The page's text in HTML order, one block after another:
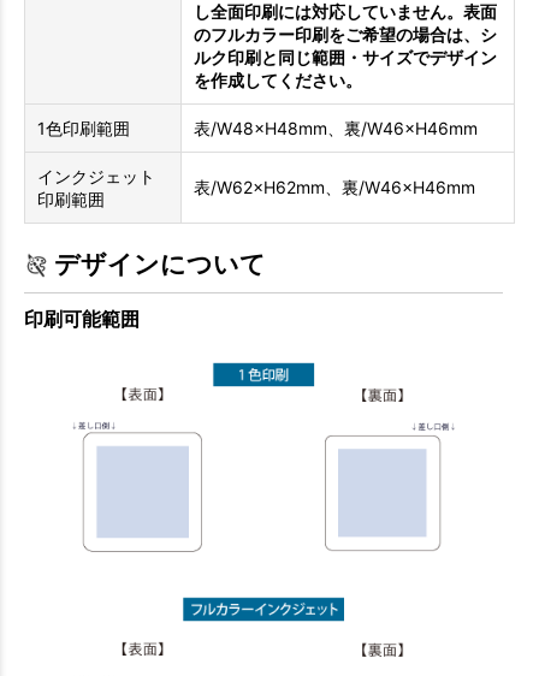
し全面印刷には対応していません。表面
のフルカラー印刷をご希望の場合は、シ
ルク印刷と同じ範囲・サイズでデザイン
を作成してください。
1色印刷範囲 表/W48×H48mm、裏/W46×H46mm
インクジェット
印刷範囲
表/W62×H62mm、裏/W46×H46mm
デザインについて
印刷可能範囲